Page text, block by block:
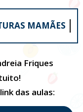
MAMÃES
Friques
das aulas: